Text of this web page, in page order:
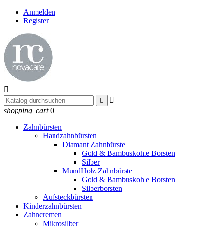
Anmelden
Register



shopping_cart 0
Zahnbürsten
Handzahnbürsten
Diamant Zahnbürste
Gold & Bambuskohle Borsten
Silber
MundHolz Zahnbürste
Gold & Bambuskohle Borsten
Silberborsten
Aufsteckbürsten
Kinderzahnbürsten
Zahncremen
Mikrosilber